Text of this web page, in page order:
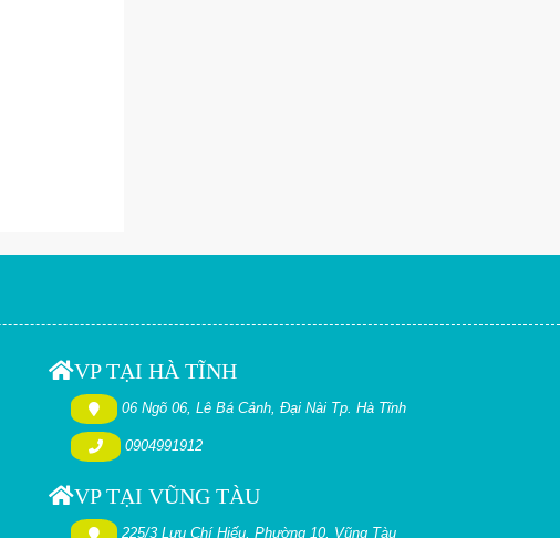
VP TẠI HÀ TĨNH
06 Ngõ 06, Lê Bá Cảnh, Đại Nài Tp. Hà Tĩnh
0904991912
VP TẠI VŨNG TÀU
225/3 Lưu Chí Hiếu, Phường 10, Vũng Tàu